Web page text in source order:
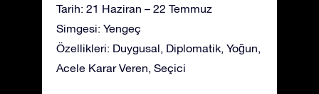
Tarih: 21 Haziran – 22 Temmuz
Simgesi: Yengeç
Özellikleri: Duygusal, Diplomatik, Yoğun,
Acele Karar Veren, Seçici